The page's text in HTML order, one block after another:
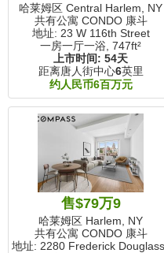
哈莱姆区 Central Harlem, NY
共有公寓 CONDO 康斗
地址: 23 W 116th Street
一房一厅一浴, 747ft²
上市时间: 54天
距离唐人街中心6英里
约人民币6百万元
售$79万9
哈莱姆区 Harlem, NY
共有公寓 CONDO 康斗
地址: 2280 Frederick